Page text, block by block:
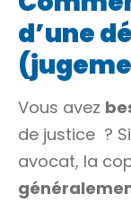
d’une
Vous avez
de justice ?
avocat, la